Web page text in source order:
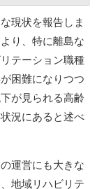
現状を報告しま
り、特に離島な
テーション職種
困難になりつつ
が見られる高齢
況にあると述べ
運営にも大きな
地域リハビリテ